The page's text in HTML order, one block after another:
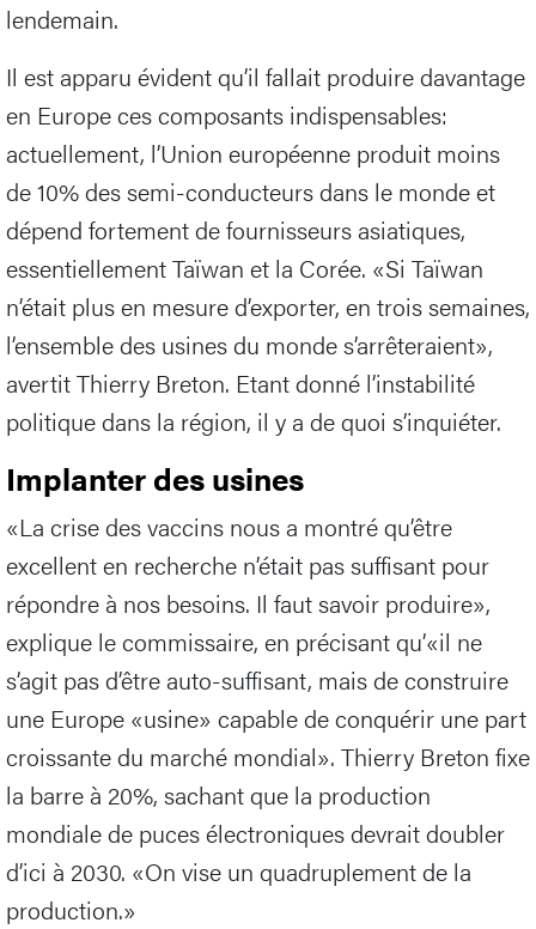
lendemain.
Il est apparu évident qu’il fallait produire davantage
en Europe ces composants indispensables:
actuellement, l’Union européenne produit moins
de 10% des semi-conducteurs dans le monde et
dépend fortement de fournisseurs asiatiques,
essentiellement Taïwan et la Corée. «Si Taïwan
n’était plus en mesure d’exporter, en trois semaines,
l’ensemble des usines du monde s’arrêteraient»,
avertit Thierry Breton. Etant donné l’instabilité
politique dans la région, il y a de quoi s’inquiéter.
Implanter des usines
«La crise des vaccins nous a montré qu’être
excellent en recherche n’était pas suffisant pour
répondre à nos besoins. Il faut savoir produire»,
explique le commissaire, en précisant qu’«il ne
s’agit pas d’être auto-suffisant, mais de construire
une Europe «usine» capable de conquérir une part
croissante du marché mondial». Thierry Breton fixe
la barre à 20%, sachant que la production
mondiale de puces électroniques devrait doubler
d’ici à 2030. «On vise un quadruplement de la
production.»